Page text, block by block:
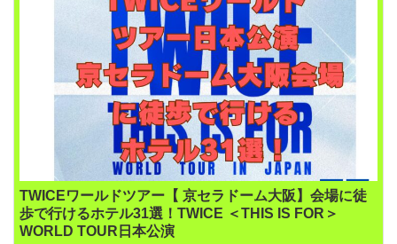
TWICEワールドツアー【 京セラドーム大阪】会場に徒
歩で行けるホテル31選！TWICE ＜THIS IS FOR＞
WORLD TOUR日本公演